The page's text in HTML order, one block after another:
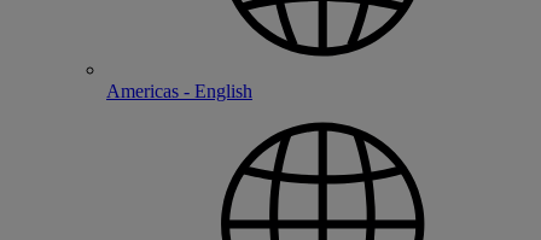
Americas - English